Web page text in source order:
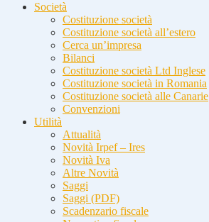
Società
Costituzione società
Costituzione società all’estero
Cerca un’impresa
Bilanci
Costituzione società Ltd Inglese
Costituzione società in Romania
Costituzione società alle Canarie
Convenzioni
Utilità
Attualità
Novità Irpef – Ires
Novità Iva
Altre Novità
Saggi
Saggi (PDF)
Scadenzario fiscale